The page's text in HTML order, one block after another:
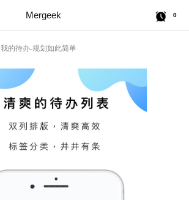
Mergeek 0
我的待办-规划如此简单